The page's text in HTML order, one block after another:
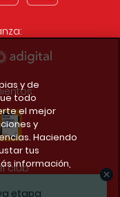
etapa
club
y de
todo
el mejor
y
Haciendo
tus
información,